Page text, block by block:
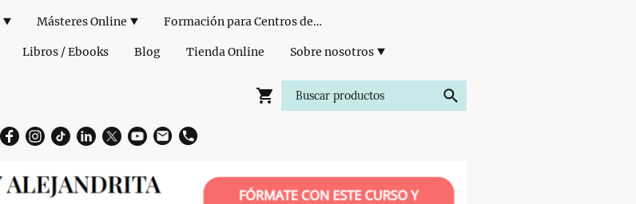
Másteres Online Formación para Centros de Estética
Libros / Ebooks Blog Tienda Online Sobre nosotros